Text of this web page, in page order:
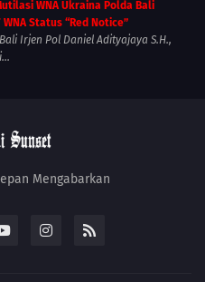
WNA Ukraina Polda Bali
Status “Red Notice”
Irjen Pol Daniel Adityajaya S.H.,
Mengabarkan